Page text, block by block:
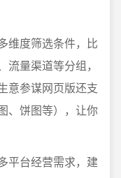
维度筛选条件，比
量渠道等分组，
意参谋网页版还支
、饼图等），让你
平台经营需求，建